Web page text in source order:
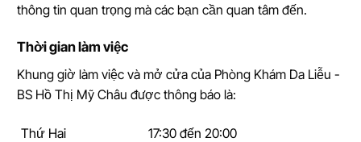
thông tin quan trọng mà các bạn cần quan tâm đến.
Thời gian làm việc
Khung giờ làm việc và mở cửa của Phòng Khám Da Liễu -
BS Hồ Thị Mỹ Châu được thông báo là:
Thứ Hai
17:30 đến 20:00